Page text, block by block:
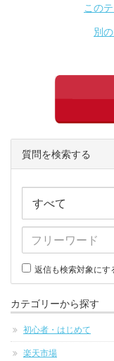
この
別
質問を検索する
返信も検索対象にす
カテゴリーから探す
初心者・はじめて
楽天市場